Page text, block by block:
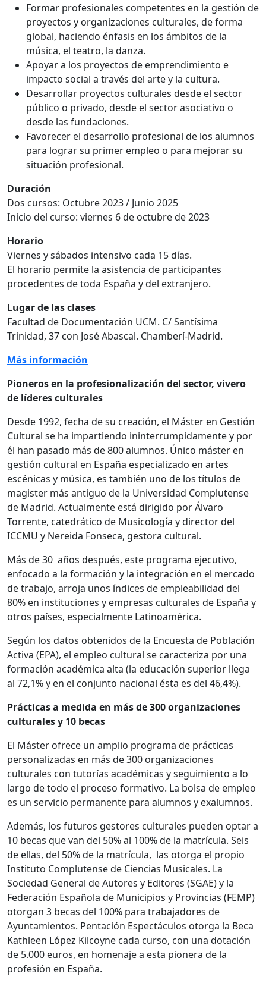
Formar profesionales competentes en la gestión de
proyectos y organizaciones culturales, de forma
global, haciendo énfasis en los ámbitos de la
música, el teatro, la danza.
Apoyar a los proyectos de emprendimiento e
impacto social a través del arte y la cultura.
Desarrollar proyectos culturales desde el sector
público o privado, desde el sector asociativo o
desde las fundaciones.
Favorecer el desarrollo profesional de los alumnos
para lograr su primer empleo o para mejorar su
situación profesional.
Duración
Dos cursos: Octubre 2023 / Junio 2025
Inicio del curso: viernes 6 de octubre de 2023
Horario
Viernes y sábados intensivo cada 15 días.
El horario permite la asistencia de participantes
procedentes de toda España y del extranjero.
Lugar de las clases
Facultad de Documentación UCM. C/ Santísima
Trinidad, 37 con José Abascal. Chamberí-Madrid.
Más información
Pioneros en la profesionalización del sector, vivero
de líderes culturales
Desde 1992, fecha de su creación, el Máster en Gestión
Cultural se ha impartiendo ininterrumpidamente y por
él han pasado más de 800 alumnos. Único máster en
gestión cultural en España especializado en artes
escénicas y música, es también uno de los títulos de
magister más antiguo de la Universidad Complutense
de Madrid. Actualmente está dirigido por Álvaro
Torrente, catedrático de Musicología y director del
ICCMU y Nereida Fonseca, gestora cultural.
Más de 30 años después, este programa ejecutivo,
enfocado a la formación y la integración en el mercado
de trabajo, arroja unos índices de empleabilidad del
80% en instituciones y empresas culturales de España y
otros países, especialmente Latinoamérica.
Según los datos obtenidos de la Encuesta de Población
Activa (EPA), el empleo cultural se caracteriza por una
formación académica alta (la educación superior llega
al 72,1% y en el conjunto nacional ésta es del 46,4%).
Prácticas a medida en más de 300 organizaciones
culturales y 10 becas
El Máster ofrece un amplio programa de prácticas
personalizadas en más de 300 organizaciones
culturales con tutorías académicas y seguimiento a lo
largo de todo el proceso formativo. La bolsa de empleo
es un servicio permanente para alumnos y exalumnos.
Además, los futuros gestores culturales pueden optar a
10 becas que van del 50% al 100% de la matrícula. Seis
de ellas, del 50% de la matrícula, las otorga el propio
Instituto Complutense de Ciencias Musicales. La
Sociedad General de Autores y Editores (SGAE) y la
Federación Española de Municipios y Provincias (FEMP)
otorgan 3 becas del 100% para trabajadores de
Ayuntamientos. Pentación Espectáculos otorga la Beca
Kathleen López Kilcoyne cada curso, con una dotación
de 5.000 euros, en homenaje a esta pionera de la
profesión en España.